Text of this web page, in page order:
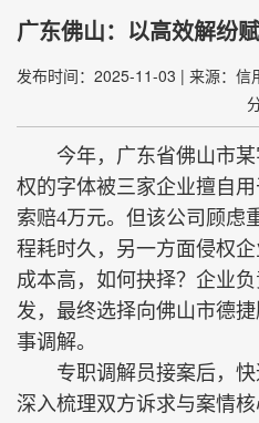
广东佛山：以高效解纷
发布时间：2025-11-03 | 来源：信
今年，广东省佛山市某
权的字体被三家企业擅自
索赔4万元。但该公司顾虑
程耗时久，另一方面侵权
成本高，如何抉择？企业
发，最终选择向佛山市德
事调解。
专职调解员接案后，快
深入梳理双方诉求与案情